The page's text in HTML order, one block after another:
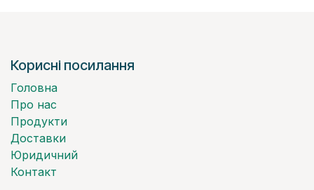
Корисні посилання
Головна
Про нас
Продукти
Доставки
Юридичний
Контакт